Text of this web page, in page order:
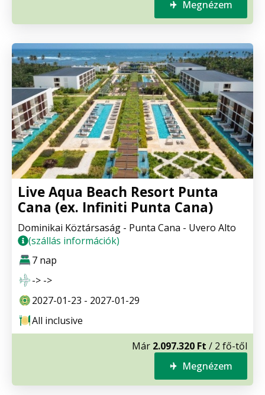
Megnézem
Live Aqua Beach Resort Punta
Cana (ex. Infiniti Punta Cana)
Dominikai Köztársaság - Punta Cana - Uvero Alto
(szállás információk)
7 nap
-> ->
2027-01-23 - 2027-01-29
All inclusive
Már 2.097.320 Ft / 2 fő-től
Megnézem